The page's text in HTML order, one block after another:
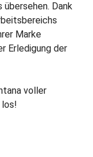
Dank
Marke
Erledigung der
voller
los!